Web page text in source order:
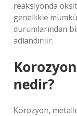
reaksiyonda
genellikle
durumlarından
adlandırılır.
nedir?
Korozyon,